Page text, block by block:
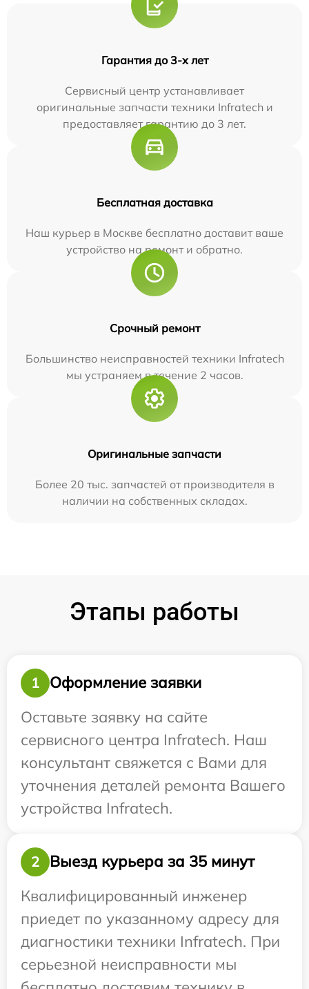
Гарантия до 3-х лет
Сервисный центр устанавливает
оригинальные запчасти техники Infratech и
предоставляет гарантию до 3 лет.
Бесплатная доставка
Наш курьер в Москве бесплатно доставит ваше
устройство на ремонт и обратно.
Срочный ремонт
Большинство неисправностей техники Infratech
мы устраняем в течение 2 часов.
Оригинальные запчасти
Более 20 тыс. запчастей от производителя в
наличии на собственных складах.
Этапы работы
1
Оформление заявки
Оставьте заявку на сайте
сервисного центра Infratech. Наш
консультант свяжется с Вами для
уточнения деталей ремонта Вашего
устройства Infratech.
2
Выезд курьера за 35 минут
Квалифицированный инженер
приедет по указанному адресу для
диагностики техники Infratech. При
серьезной неисправности мы